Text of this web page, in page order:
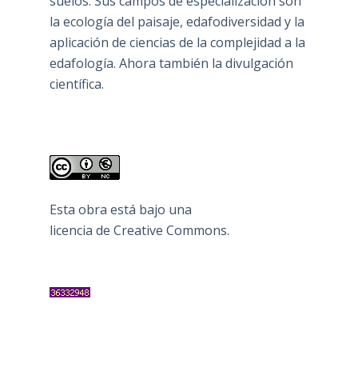
la ecología del paisaje, edafodiversidad y la
aplicación de ciencias de la complejidad a la
edafología. Ahora también la divulgación
científica.
Esta obra está bajo una
licencia de Creative Commons.